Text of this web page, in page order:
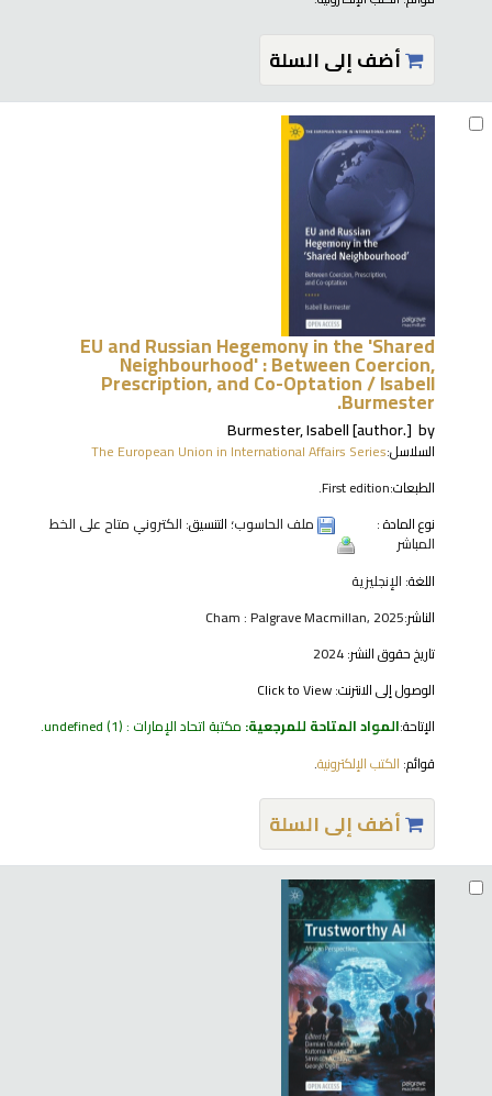
أضف إلى السلة
EU and Russian Hegemony in the 'Shared
Neighbourhood' : Between Coercion,
Prescription, and Co-Optation /Isabell
Burmester.
by
Burmester, Isabell[author.]
السلاسل:The European Union in International Affairs Series
الطبعات:First edition.
نوع المادة :
ملف الحاسوب؛ التنسيق: الكتروني متاح على الخط
المباشر
اللغة: الإنجليزية
الناشر:Cham : Palgrave Macmillan, 2025
تاريخ حقوق النشر:
الوصول إلى الانترنت:Click to View
الإتاحة:المواد المتاحة للمرجعية: مكتبة اتحاد الإمارات : undefined(1).
قوائم: الكتب الإلكترونية.
أضف إلى السلة